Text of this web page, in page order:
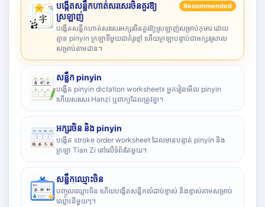
បង្កើតសន្លឹកហាត់សរសេរចិនគួរឱ្យ
ស្រឡាញ់
Recommended
បង្កើតសន្លឹកហាត់សរសេរអក្សរចិនគួរឱ្យស្រឡាញ់សម្រាប់កុមារ ដោយ
គ្មាន pinyin ក្រឡាទីមួយជាគំរូខ្មៅ ហើយក្រឡាបន្ទាប់ជាអក្សរស្រាល
សម្រាប់តាមដាន។
សន្លឹក pinyin
បង្កើត pinyin dictation worksheet៖ អ្នករៀនមើល pinyin
ហើយសរសេរ Hanzi ឬពាក្យដែលត្រូវគ្នា។
អក្សរចិន និង pinyin
បង្កើត stroke order worksheet ដែលមានបន្ទាត់ pinyin និង
ក្រឡា Tian Zi នៅលើទំព័រតែមួយ។
សន្លឹកឈ្មោះចិន
បញ្ចូលឈ្មោះចិន ហើយបង្កើតសន្លឹកលំដាប់ខ្ទាស់ និងខ្ទាស់តាមសម្រាប់
ឈ្មោះនីមួយៗ។